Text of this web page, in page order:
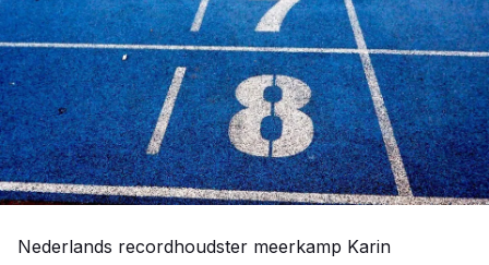
Nederlands recordhoudster meerkamp Karin